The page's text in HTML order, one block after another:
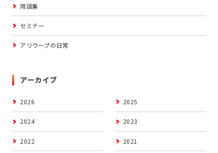
用語集
セミナー
アリウープの日常
アーカイブ
2026 2025
2024 2023
2022 2021